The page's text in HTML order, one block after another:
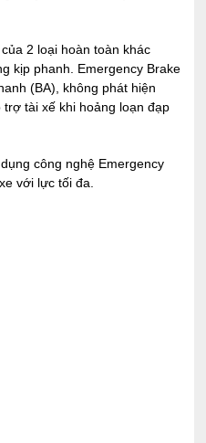
2 loại hoàn toàn khác
kịp phanh. Emergency Brake
(BA), không phát hiện
tài xế khi hoảng loạn đạp
công nghệ Emergency
với lực tối đa.